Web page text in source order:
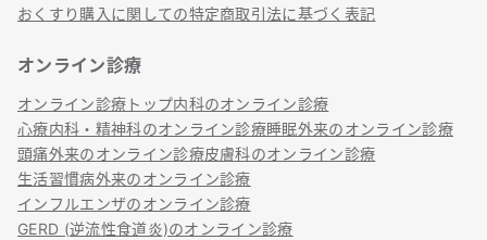
おくすり購入に関しての特定商取引法に基づく表記
オンライン診療
オンライン診療トップ内科のオンライン診療
心療内科・精神科のオンライン診療睡眠外来のオンライン診療
頭痛外来のオンライン診療皮膚科のオンライン診療
生活習慣病外来のオンライン診療
インフルエンザのオンライン診療
GERD (逆流性食道炎)のオンライン診療